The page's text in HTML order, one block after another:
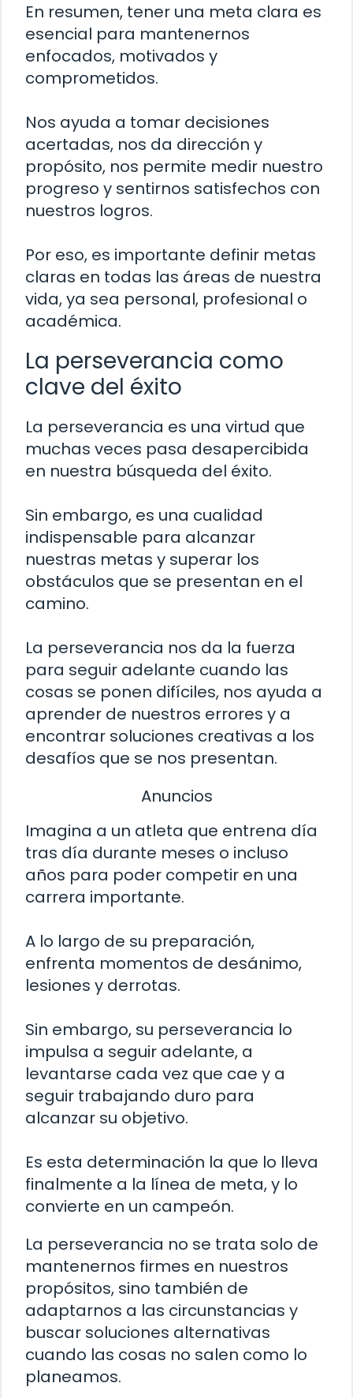
En resumen, tener una meta clara es
esencial para mantenernos
enfocados, motivados y
comprometidos.
Nos ayuda a tomar decisiones
acertadas, nos da dirección y
propósito, nos permite medir nuestro
progreso y sentirnos satisfechos con
nuestros logros.
Por eso, es importante definir metas
claras en todas las áreas de nuestra
vida, ya sea personal, profesional o
académica.
La perseverancia como
clave del éxito
La perseverancia es una virtud que
muchas veces pasa desapercibida
en nuestra búsqueda del éxito.
Sin embargo, es una cualidad
indispensable para alcanzar
nuestras metas y superar los
obstáculos que se presentan en el
camino.
La perseverancia nos da la fuerza
para seguir adelante cuando las
cosas se ponen difíciles, nos ayuda a
aprender de nuestros errores y a
encontrar soluciones creativas a los
desafíos que se nos presentan.
Anuncios
Imagina a un atleta que entrena día
tras día durante meses o incluso
años para poder competir en una
carrera importante.
A lo largo de su preparación,
enfrenta momentos de desánimo,
lesiones y derrotas.
Sin embargo, su perseverancia lo
impulsa a seguir adelante, a
levantarse cada vez que cae y a
seguir trabajando duro para
alcanzar su objetivo.
Es esta determinación la que lo lleva
finalmente a la línea de meta, y lo
convierte en un campeón.
La perseverancia no se trata solo de
mantenernos firmes en nuestros
propósitos, sino también de
adaptarnos a las circunstancias y
buscar soluciones alternativas
cuando las cosas no salen como lo
planeamos.